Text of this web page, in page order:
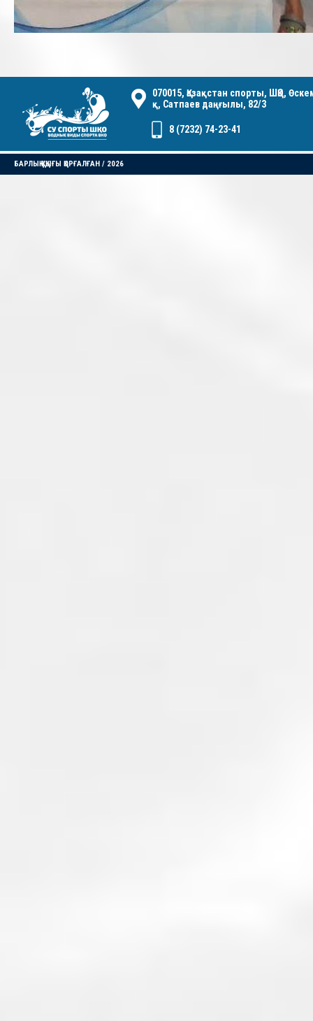
070015, Қазақстан спорты, ШҚО,
қ, Сатпаев даңғылы, 82/3
8 (7232) 74-23-41
БАРЛЫҚ ҚҰҚЫҒЫ ҚОРҒАЛҒАН / 2026